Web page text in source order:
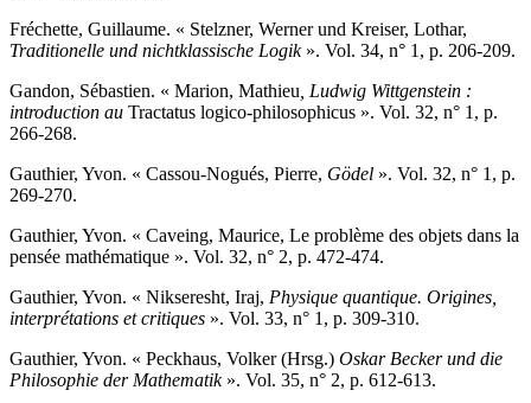
Fréchette, Guillaume. « Stelzner, Werner und Kreiser, Lothar,
Traditionelle und nichtklassische Logik». Vol. 34, n° 1, p. 206-209.
Gandon, Sébastien. « Marion, Mathieu , Ludwig Wittgenstein :
introduction au Tractatus logico-philosophicus ». Vol. 32, n° 1, p.
266-268.
Gauthier, Yvon. « Cassou-Nogués, Pierre, Gödel ». Vol. 32, n° 1, p.
269-270.
Gauthier, Yvon. « Caveing, Maurice, Le problème des objets dans la
pensée mathématique ». Vol. 32, n° 2, p. 472-474.
Gauthier, Yvon. « Nikseresht, Iraj, Physique quantique. Origines,
interprétations et critiques ». Vol. 33, n° 1, p. 309-310.
Gauthier, Yvon. « Peckhaus, Volker (Hrsg.) Oskar Becker und die
Philosophie der Mathematik». Vol. 35, n° 2, p. 612-613.